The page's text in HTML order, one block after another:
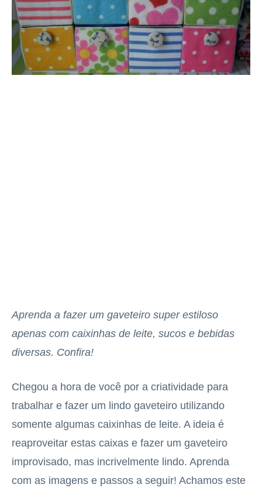
Aprenda a fazer um gaveteiro super estiloso
apenas com caixinhas de leite, sucos e bebidas
diversas. Confira!
Chegou a hora de você por a criatividade para
trabalhar e fazer um lindo gaveteiro utilizando
somente algumas caixinhas de leite. A ideia é
reaproveitar estas caixas e fazer um gaveteiro
improvisado, mas incrivelmente lindo. Aprenda
com as imagens e passos a seguir! Achamos este